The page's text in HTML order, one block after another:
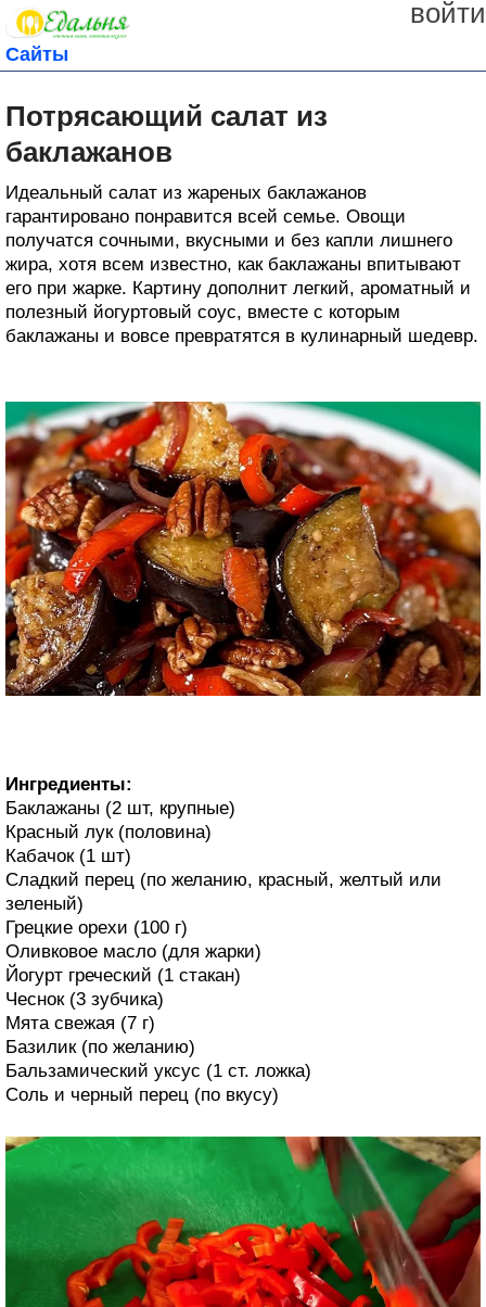
войти
Сайты
Потрясающий салат из
баклажанов
Идеальный салат из жареных баклажанов
гарантировано понравится всей семье. Овощи
получатся сочными, вкусными и без капли лишнего
жира, хотя всем известно, как баклажаны впитывают
его при жарке. Картину дополнит легкий, ароматный и
полезный йогуртовый соус, вместе с которым
баклажаны и вовсе превратятся в кулинарный шедевр.
Ингредиенты:
Баклажаны (2 шт, крупные)
Красный лук (половина)
Кабачок (1 шт)
Сладкий перец (по желанию, красный, желтый или
зеленый)
Грецкие орехи (100 г)
Оливковое масло (для жарки)
Йогурт греческий (1 стакан)
Чеснок (3 зубчика)
Мята свежая (7 г)
Базилик (по желанию)
Бальзамический уксус (1 ст. ложка)
Соль и черный перец (по вкусу)